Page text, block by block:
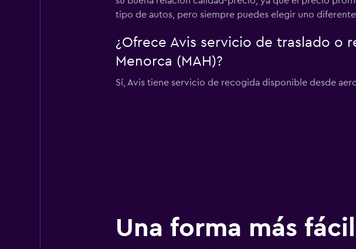
tipo de autos, pero siempre puedes elegir uno
¿Ofrece Avis servicio de traslado o
Menorca (MAH)?
Sí, Avis tiene servicio de recogida disponible desde
Una forma más fácil